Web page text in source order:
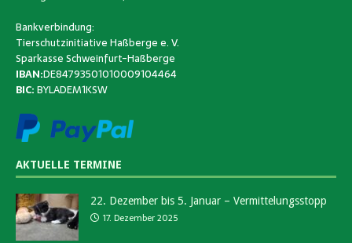
Bankverbindung:
Tierschutzinitiative Haßberge e. V.
Sparkasse Schweinfurt-Haßberge
IBAN:DE84793501010009104464
BIC:BYLADEM1KSW
AKTUELLE TERMINE
22. Dezember bis 5. Januar – Vermittelungsstopp
17. Dezember 2025